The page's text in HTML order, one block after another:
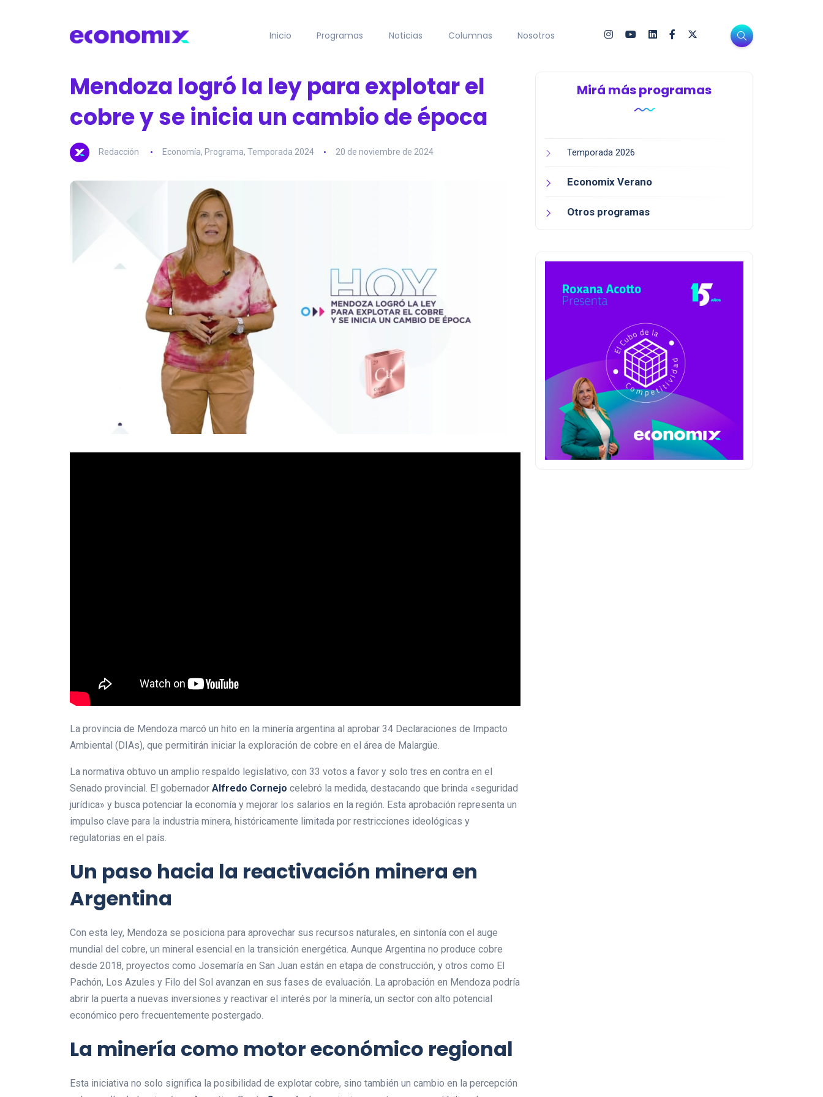
Inicio Programas Noticias Columnas Nosotros
Mendoza logró la ley para explotar el
cobre y se inicia un cambio de época
Redacción Economía, Programa, Temporada 2024 20 de noviembre de 2024
La provincia de Mendoza marcó un hito en la minería argentina al aprobar 34 Declaraciones de Impacto
Ambiental (DIAs), que permitirán iniciar la exploración de cobre en el área de Malargüe.
La normativa obtuvo un amplio respaldo legislativo, con 33 votos a favor y solo tres en contra en el
Senado provincial. El gobernador Alfredo Cornejo celebró la medida, destacando que brinda «seguridad
jurídica» y busca potenciar la economía y mejorar los salarios en la región. Esta aprobación representa un
impulso clave para la industria minera, históricamente limitada por restricciones ideológicas y
regulatorias en el país.
Un paso hacia la reactivación minera en
Argentina
Con esta ley, Mendoza se posiciona para aprovechar sus recursos naturales, en sintonía con el auge
mundial del cobre, un mineral esencial en la transición energética. Aunque Argentina no produce cobre
desde 2018, proyectos como Josemaría en San Juan están en etapa de construcción, y otros como El
Pachón, Los Azules y Filo del Sol avanzan en sus fases de evaluación. La aprobación en Mendoza podría
abrir la puerta a nuevas inversiones y reactivar el interés por la minería, un sector con alto potencial
económico pero frecuentemente postergado.
La minería como motor económico regional
Esta iniciativa no solo significa la posibilidad de explotar cobre, sino también un cambio en la percepción
Mirá más programas
Temporada 2026
Economix Verano
Otros programas